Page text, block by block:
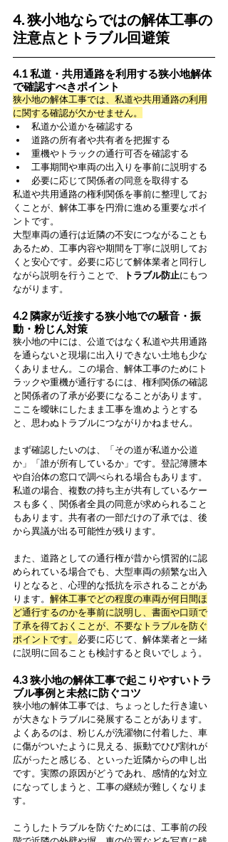
4. 狭小地ならではの解体工事の
注意点とトラブル回避策
4.1 私道・共用通路を利用する狭小地解体
で確認すべきポイント
狭小地の解体工事では、私道や共用通路の利用
に関する確認が欠かせません。
私道か公道かを確認する
道路の所有者や共有者を把握する
重機やトラックの通行可否を確認する
工事期間や車両の出入りを事前に説明する
必要に応じて関係者の同意を取得する
私道や共用通路の権利関係を事前に整理してお
くことが、解体工事を円滑に進める重要なポイ
ントです。
大型車両の通行は近隣の不安につながることも
あるため、工事内容や期間を丁寧に説明してお
くと安心です。必要に応じて解体業者と同行し
ながら説明を行うことで、
トラブル防止にもつ
ながります。
4.2 隣家が近接する狭小地での騒音・振
動・粉じん対策
狭小地の中には、公道ではなく私道や共用通路
を通らないと現場に出入りできない土地も少な
くありません。この場合、解体工事のためにト
ラックや重機が通行するには、権利関係の確認
と関係者の了承が必要になることがあります。
ここを曖昧にしたまま工事を進めようとする
と、思わぬトラブルにつながりかねません。
まず確認したいのは、「その道が私道か公道
か」「誰が所有しているか」です。登記簿謄本
や自治体の窓口で調べられる場合もあります。
私道の場合、複数の持ち主が共有しているケー
スも多く、関係者全員の同意が求められること
もあります。共有者の一部だけの了承では、後
から異議が出る可能性が残ります。
また、道路としての通行権が昔から慣習的に認
められている場合でも、大型車両の頻繁な出入
りとなると、心理的な抵抗を示されることがあ
ります。 解体工事でどの程度の車両が何日間ほ
ど通行するのかを事前に説明し、書面や口頭で
了承を得ておくことが、不要なトラブルを防ぐ
ポイントです。 必要に応じて、解体業者と一緒
に説明に回ることも検討すると良いでしょう。
4.3 狭小地の解体工事で起こりやすいトラ
ブル事例と未然に防ぐコツ
狭小地の解体工事では、ちょっとした行き違い
が大きなトラブルに発展することがあります。
よくあるのは、粉じんが洗濯物に付着した、車
に傷がついたように見える、振動でひび割れが
広がったと感じる、といった近隣からの申し出
です。実際の原因がどうであれ、感情的な対立
になってしまうと、工事の継続が難しくなりま
す。
こうしたトラブルを防ぐためには、工事前の段